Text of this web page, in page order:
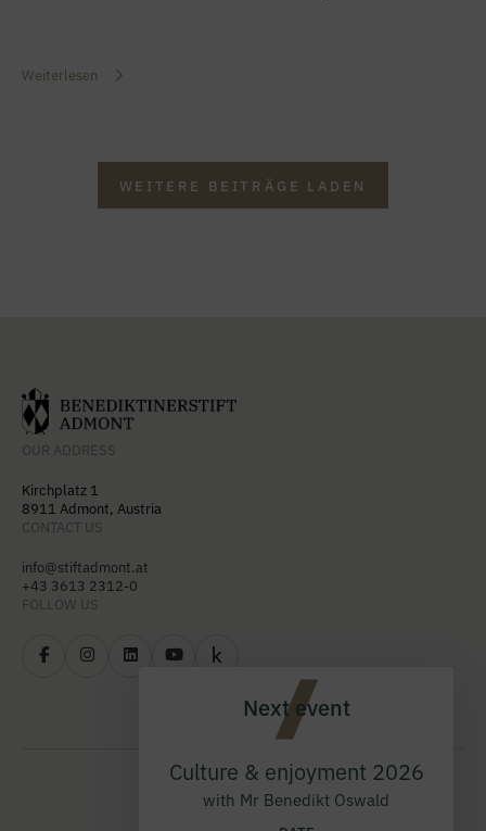
Weiterlesen
WEITERE BEITRÄGE LADEN
OUR ADDRESS
Kirchplatz 1
8911 Admont, Austria
CONTACT US
info@stiftadmont.at
+43 3613 2312-0
FOLLOW US
Next event
Culture & enjoyment 2026
with Mr Benedikt Oswald